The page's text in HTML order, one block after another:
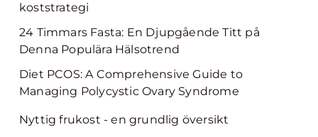
koststrategi
24 Timmars Fasta: En Djupgående Titt på
Denna Populära Hälsotrend
Diet PCOS: A Comprehensive Guide to
Managing Polycystic Ovary Syndrome
Nyttig frukost - en grundlig översikt